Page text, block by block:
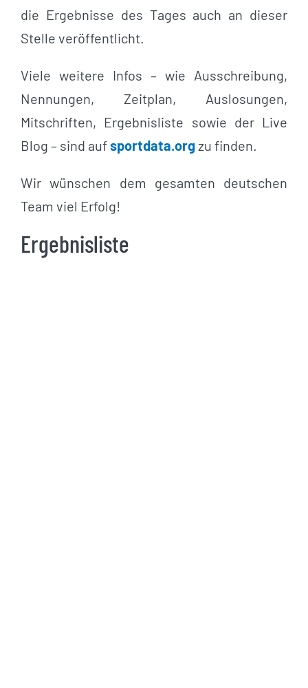
die Ergebnisse des Tages auch an dieser
Stelle veröffentlicht.
Viele weitere Infos – wie Ausschreibung,
Nennungen, Zeitplan, Auslosungen,
Mitschriften, Ergebnisliste sowie der Live
Blog – sind aufsportdata.orgzu finden.
Wir wünschen dem gesamten deutschen
Team viel Erfolg!
Ergebnisliste